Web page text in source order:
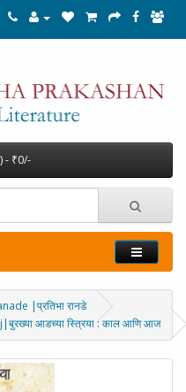
- ₹0/-
|प्रतिभा रानडे
आडच्या स्त्रिया : काल आणि आज